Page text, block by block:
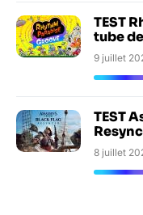
TEST
tube
9 juillet
TEST
8 juillet